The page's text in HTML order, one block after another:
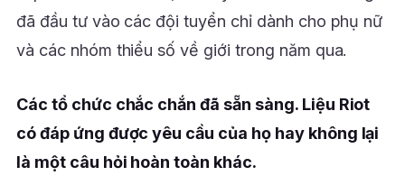
đã đầu tư vào các đội tuyển chỉ dành cho phụ nữ
và các nhóm thiểu số về giới trong năm qua.
Các tổ chức chắc chắn đã sẵn sàng. Liệu Riot
có đáp ứng được yêu cầu của họ hay không lại
là một câu hỏi hoàn toàn khác.